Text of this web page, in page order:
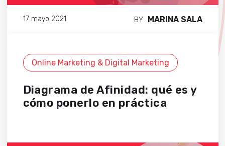
17 mayo 2021 BY MARINA SALA
Online Marketing & Digital Marketing
Diagrama de Afinidad: qué es y
cómo ponerlo en práctica